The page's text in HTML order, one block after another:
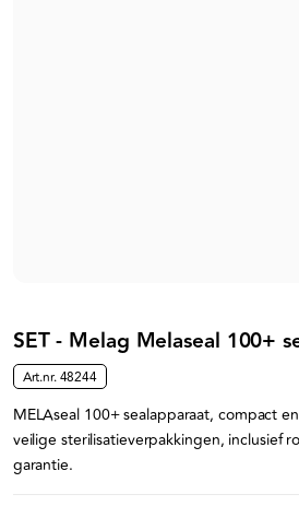
SET - Melag Melaseal 100+
Art.nr.48244
MELAseal 100+ sealapparaat, compact
veilige sterilisatieverpakkingen, inclusief
garantie.